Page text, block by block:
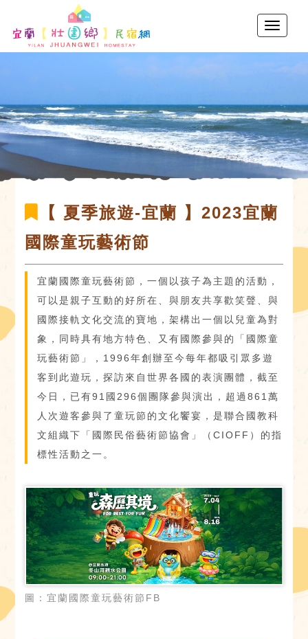
【 夏季旅遊-宜蘭 】2023宜蘭
國際童玩藝術節
宜蘭國際童玩藝術節，一個以孩子為主題的活動，
可以是親子互動的好所在、與朋友共享歡笑聲、與
國際接軌文化交流的寶地，架構出一個以兒童為對
象，同時具有地方特色、又有國際參與的「國際童
玩藝術節」，1996年創辦至今每年都吸引眾多遊
客到此遊玩，探訪來自世界各國的表演團體，截至
今日，已有91國296個團隊參與演出，超過861萬
人次遊客參與了童玩節的文化饗宴，是聯合國教科
文組織下「國際民俗藝術節協會」（CIOFF）的指
標性活動之一。
圖：宜蘭國際童玩藝術節FB